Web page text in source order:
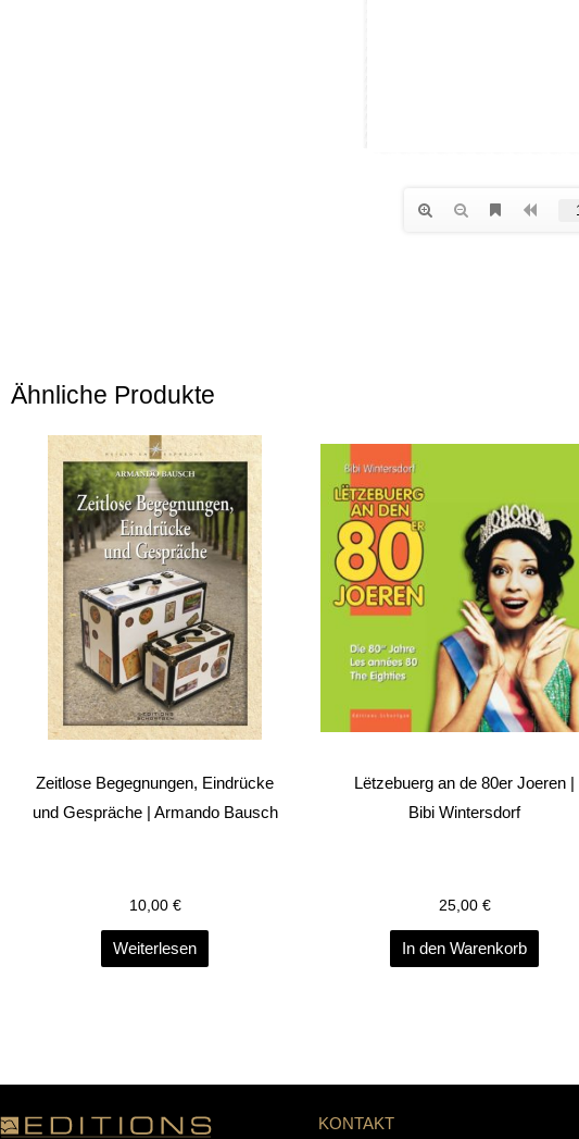
Ähnliche Produkte
Zeitlose Begegnungen, Eindrücke
und Gespräche | Armando Bausch
10,00 €
Weiterlesen
Lëtzebuerg an de 80er Joeren |
Bibi Wintersdorf
25,00 €
In den Warenkorb
KONTAKT